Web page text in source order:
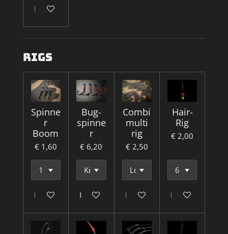
Houd mij op de hoogte
rigs
Spinne
r
Boom
€ 1,60
In winkelwagen
Bug-
spinne
r
€ 6,20
In winkelwagen
Combi
multi
rig
€ 2,50
In winkelwagen
Hair-
Rig
€ 2,00
In winkelwagen